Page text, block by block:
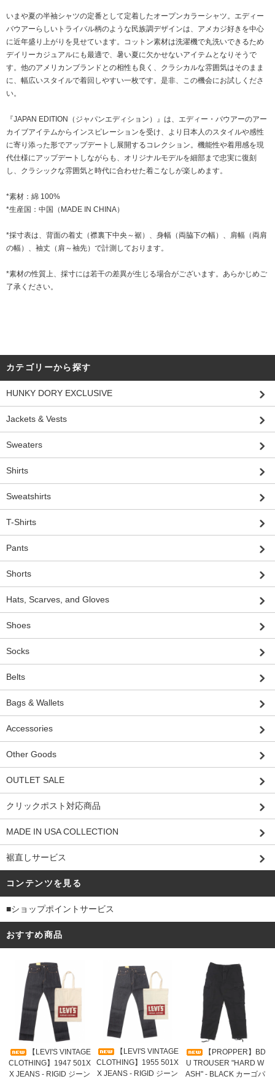
いまや夏の半袖シャツの定番として定着したオープンカラーシャツ。エディー
バウアーらしいトライバル柄のような民族調デザインは、アメカジ好きを中心
に近年盛り上がりを見せています。コットン素材は洗濯機で丸洗いできるため
デイリーカジュアルにも最適で、暑い夏に欠かせないアイテムとなりそうで
す。他のアメリカンブランドとの相性も良く、クラシカルな雰囲気はそのまま
に、幅広いスタイルで着回しやすい一枚です。是非、この機会にお試しくださ
い。
『JAPAN EDITION（ジャパンエディション）』は、エディー・バウアーのアー
カイブアイテムからインスピレーションを受け、より日本人のスタイルや感性
に寄り添った形でアップデートし展開するコレクション。機能性や着用感を現
代仕様にアップデートしながらも、オリジナルモデルを細部まで忠実に復刻
し、クラシックな雰囲気と時代に合わせた着こなしが楽しめます。
*素材：綿 100%
*生産国：中国（MADE IN CHINA）
*採寸表は、背面の着丈（襟裏下中央～裾）、身幅（両脇下の幅）、肩幅（両肩
の幅）、袖丈（肩～袖先）で計測しております。
*素材の性質上、採寸には若干の差異が生じる場合がございます。あらかじめご
了承ください。
カテゴリーから探す
HUNKY DORY EXCLUSIVE
Jackets & Vests
Sweaters
Shirts
Sweatshirts
T-Shirts
Pants
Shorts
Hats, Scarves, and Gloves
Shoes
Socks
Belts
Bags & Wallets
Accessories
Other Goods
OUTLET SALE
クリックポスト対応商品
MADE IN USA COLLECTION
裾直しサービス
コンテンツを見る
■ショップポイントサービス
おすすめ商品
【LEVI'S VINTAGE
CLOTHING】1947 501X
X JEANS - RIGID ジーン
【LEVI'S VINTAGE
CLOTHING】1955 501X
X JEANS - RIGID ジーン
【PROPPER】BD
U TROUSER "HARD W
ASH" - BLACK カーゴパ